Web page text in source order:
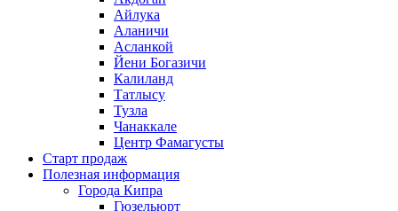
Айлука
Аланичи
Асланкой
Йени Богазичи
Калиланд
Татлысу
Тузла
Чанаккале
Центр Фамагусты
Старт продаж
Полезная информация
Города Кипра
Гюзельюрт